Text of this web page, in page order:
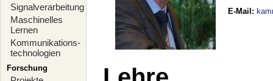
Signalverarbeitung
Maschinelles
Lernen
Kommunikations-
technologien
Forschung
E-Mail :